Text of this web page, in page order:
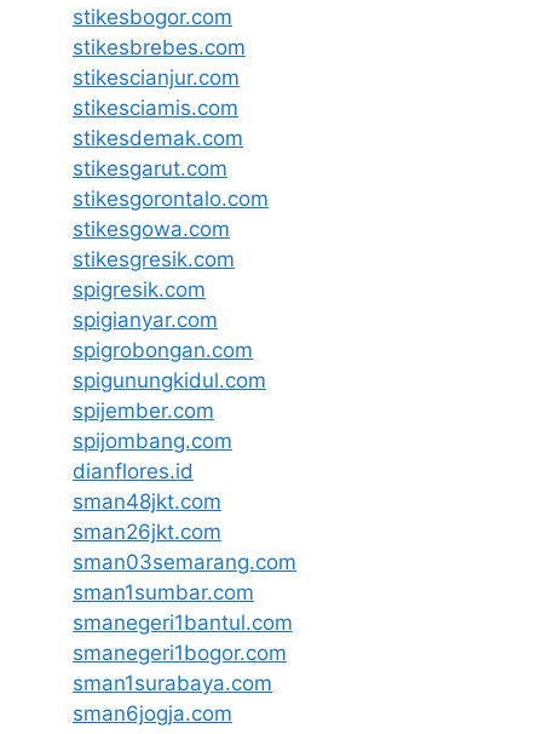
stikesbogor.com
stikesbrebes.com
stikescianjur.com
stikesciamis.com
stikesdemak.com
stikesgarut.com
stikesgorontalo.com
stikesgowa.com
stikesgresik.com
spigresik.com
spigianyar.com
spigrobongan.com
spigunungkidul.com
spijember.com
spijombang.com
dianflores.id
sman48jkt.com
sman26jkt.com
sman03semarang.com
sman1sumbar.com
smanegeri1bantul.com
smanegeri1bogor.com
sman1surabaya.com
sman6jogja.com